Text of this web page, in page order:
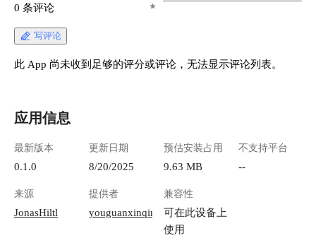
0 条评论
写评论
此 App 尚未收到足够的评分或评论，无法显示评论列表。
应用信息
最新版本
0.1.0
更新日期
8/20/2025
预估安装占用
9.63 MB
不支持平台
--
来源
JonasHiltl
提供者
youguanxinqing
兼容性
可在此设备上
使用